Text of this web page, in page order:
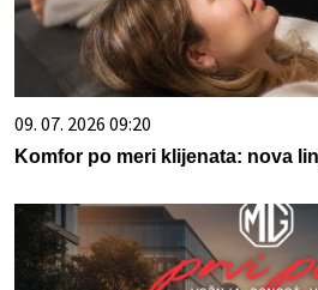
09. 07. 2026 09:20
Komfor po meri klijenata: nova